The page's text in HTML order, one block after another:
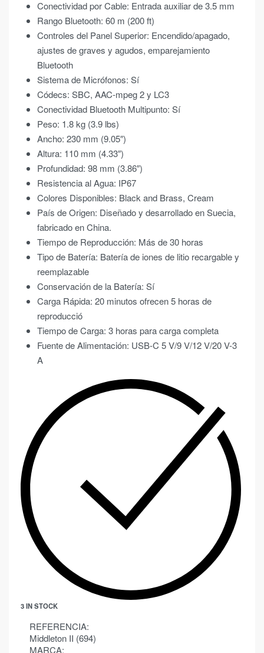
Conectividad por Cable: Entrada auxiliar de 3.5 mm
Rango Bluetooth: 60 m (200 ft)
Controles del Panel Superior: Encendido/apagado,
ajustes de graves y agudos, emparejamiento
Bluetooth
Sistema de Micrófonos: Sí
Códecs: SBC, AAC-mpeg 2 y LC3
Conectividad Bluetooth Multipunto: Sí
Peso: 1.8 kg (3.9 lbs)
Ancho: 230 mm (9.05″)
Altura: 110 mm (4.33″)
Profundidad: 98 mm (3.86″)
Resistencia al Agua: IP67
Colores Disponibles: Black and Brass, Cream
País de Origen: Diseñado y desarrollado en Suecia,
fabricado en China.
Tiempo de Reproducción: Más de 30 horas
Tipo de Batería: Batería de iones de litio recargable y
reemplazable
Conservación de la Batería: Sí
Carga Rápida: 20 minutos ofrecen 5 horas de
reproducció
Tiempo de Carga: 3 horas para carga completa
Fuente de Alimentación: USB-C 5 V/9 V/12 V/20 V-3
A
3 IN STOCK
REFERENCIA:
Middleton II (694)
MARCA: